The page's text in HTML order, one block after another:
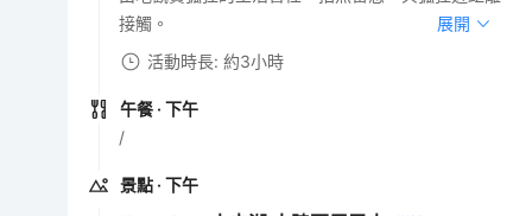
接觸。
展開
活動時長: 約3小時
午餐 · 下午
/
景點 · 下午